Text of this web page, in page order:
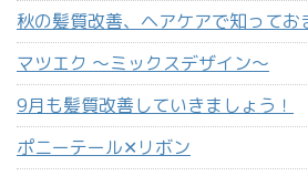
秋の髪質改善、ヘアケアで知ってお
マツエク 〜ミックスデザイン〜
9月も髪質改善していきましょう！
ポニーテール‪✕‬リボン